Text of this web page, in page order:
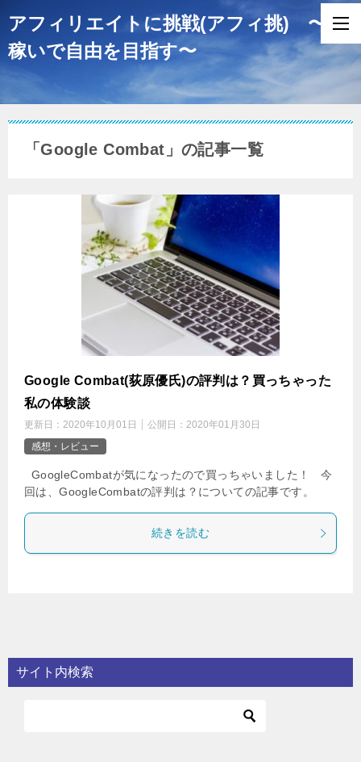
アフィリエイトに挑戦(アフィ挑) 〜
稼いで自由を目指す〜
「Google Combat」の記事一覧
Google Combat(荻原優氏)の評判は？買っちゃった
私の体験談
更新日： 2020年10月01日 公開日： 2020年01月30日
感想・レビュー
GoogleCombatが気になったので買っちゃいました！ 今
回は、GoogleCombatの評判は？についての記事です。
続きを読む
サイト内検索